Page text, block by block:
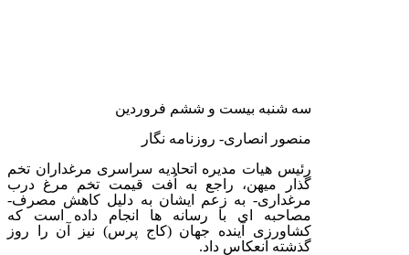
سه شنبه بیست و ششم فروردین
منصور انصاری- روزنامه نگار
رئیس هیات مدیره اتحادیه سراسری مرغداران تخم
گذار میهن، راجع به اُفت قیمت تخم مرغ درب
مرغداری- به زعم ایشان به دلیل کاهش مصرف-
مصاحبه ای با رسانه ها انجام داده است که
کشاورزی آینده جهان (کاج پرس) نیز آن را روز
گذشته انعکاس داد.